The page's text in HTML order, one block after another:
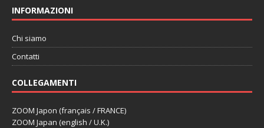
INFORMAZIONI
Chi siamo
Contatti
COLLEGAMENTI
ZOOM Japon (français / FRANCE)
ZOOM Japan (english / U.K.)